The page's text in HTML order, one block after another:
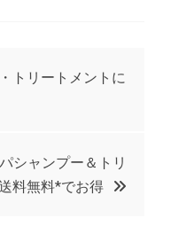
トリートメントに
シャンプー＆トリ
料無料*でお得